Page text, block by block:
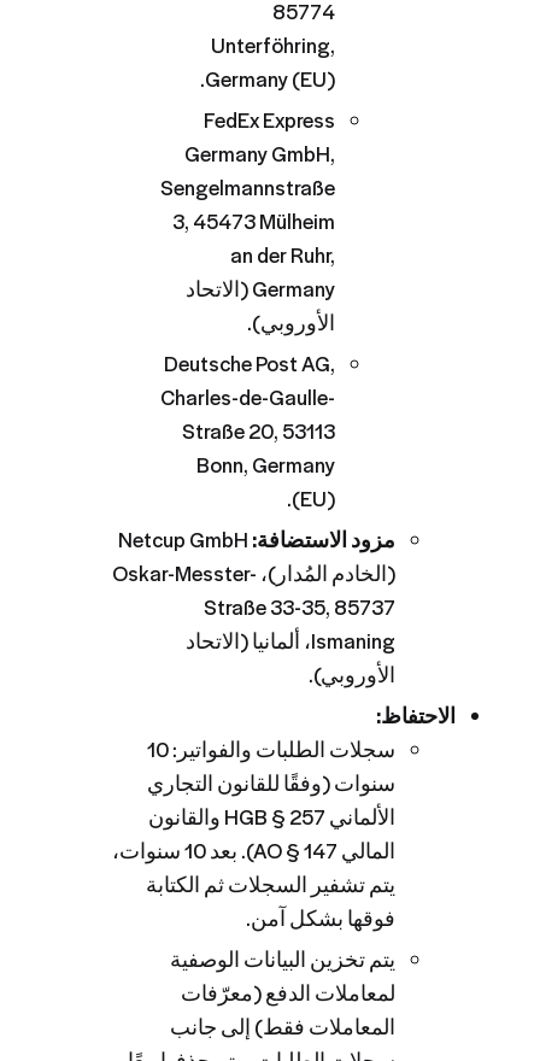
85774
Unterföhring,
Germany (EU).
FedEx Express
Germany GmbH,
Sengelmannstraße
3, 45473 Mülheim
an der Ruhr,
Germany (الاتحاد
الأوروبي).
Deutsche Post AG,
Charles-de-Gaulle-
Straße 20, 53113
Bonn, Germany
(EU).
مزود الاستضافة: Netcup GmbH
(الخادم المُدار)، Oskar-Messter-
Straße 33-35, 85737
Ismaning، ألمانيا (الاتحاد
الأوروبي).
الاحتفاظ:
سجلات الطلبات والفواتير: 10
سنوات (وفقًا للقانون التجاري
الألماني HGB § 257 والقانون
المالي AO § 147). بعد 10 سنوات،
يتم تشفير السجلات ثم الكتابة
فوقها بشكل آمن.
يتم تخزين البيانات الوصفية
لمعاملات الدفع (معرّفات
المعاملات فقط) إلى جانب